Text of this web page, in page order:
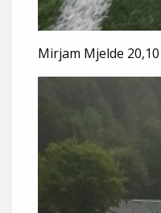
Mirjam Mjelde 20,10